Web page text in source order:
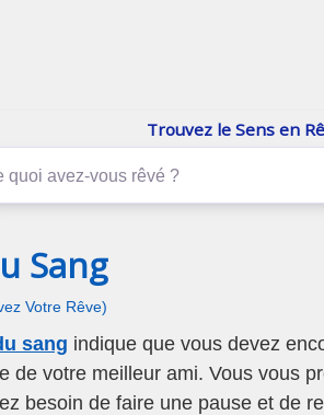
Trouvez le Sens en
Sang
Votre Rêve)
sang indique que vous devez
de votre meilleur ami. Vous vous
besoin de faire une pause et de